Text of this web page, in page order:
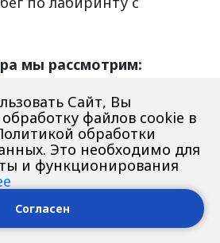
мы рассмотрим:
аудитории (ЦА)
оценки юзабилити ПО;
юзабилити-аудитов;
Сайт, Вы
обработку файлов cookie в
обработки
Это необходимо для
и функционирования
Согласен